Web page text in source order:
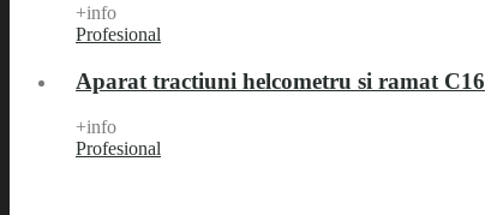
+info
Profesional
Aparat tractiuni helcometru si ramat C16
+info
Profesional